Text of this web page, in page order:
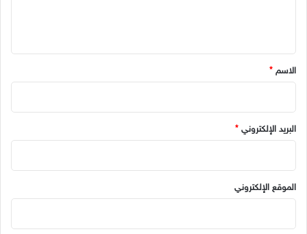
*
الاسم *
البريد الإلكتروني *
الموقع الإلكتروني